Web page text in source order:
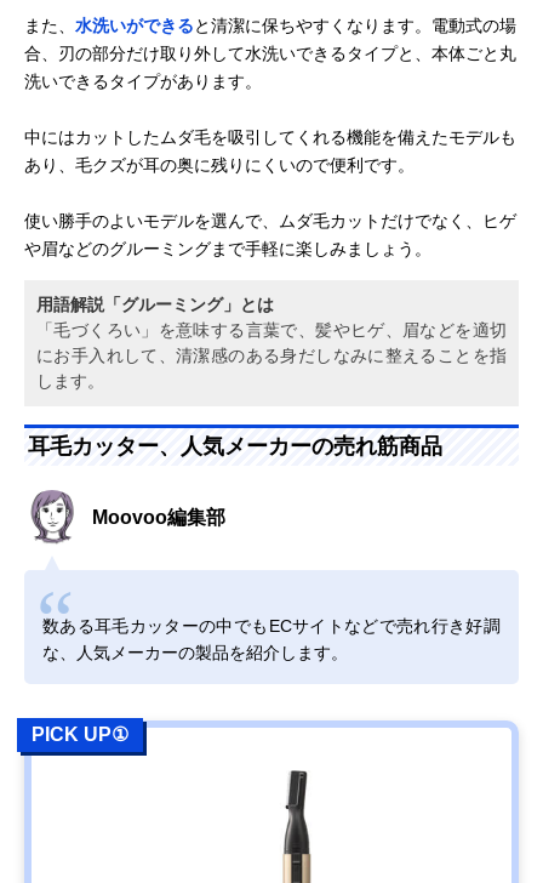
また、 水洗いができると清潔に保ちやすくなります。電動式の場
合、刃の部分だけ取り外して水洗いできるタイプと、本体ごと丸
洗いできるタイプがあります。
中にはカットしたムダ毛を吸引してくれる機能を備えたモデルも
あり、毛クズが耳の奥に残りにくいので便利です。
使い勝手のよいモデルを選んで、ムダ毛カットだけでなく、ヒゲ
や眉などのグルーミングまで手軽に楽しみましょう。
用語解説「グルーミング」とは
「毛づくろい」を意味する言葉で、髪やヒゲ、眉などを適切
にお手入れして、清潔感のある身だしなみに整えることを指
します。
耳毛カッター、人気メーカーの売れ筋商品
Moovoo編集部
数ある耳毛カッターの中でもECサイトなどで売れ行き好調
な、人気メーカーの製品を紹介します。
PICK UP①